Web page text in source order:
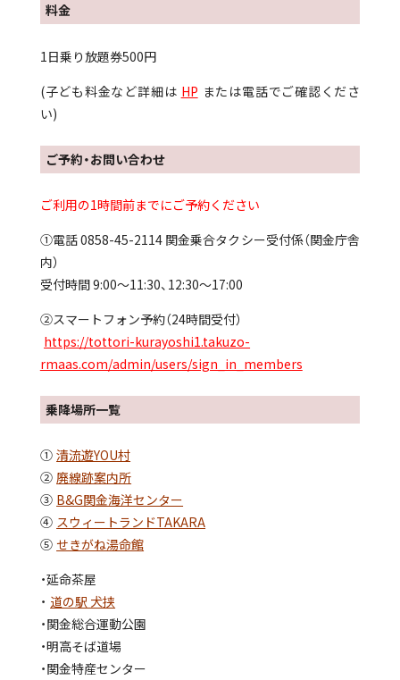
料金
1日乗り放題券500円
(子ども料金など詳細は HP または電話でご確認くださ
い)
ご予約・お問い合わせ
ご利用の1時間前までにご予約ください
①電話 0858-45-2114 関金乗合タクシー受付係（関金庁舎
内）
受付時間 9:00〜11:30、12:30〜17:00
②スマートフォン予約（24時間受付）
https://tottori-kurayoshi1.takuzo-
rmaas.com/admin/users/sign_in_members
乗降場所一覧
① 清流遊YOU村
② 廃線跡案内所
③ B&G関金海洋センター
④ スウィートランドTAKARA
⑤ せきがね湯命館
・延命茶屋
・ 道の駅 犬挟
・関金総合運動公園
・明高そば道場
・関金特産センター